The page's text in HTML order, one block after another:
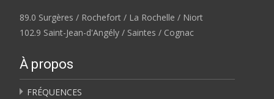
89.0 Surgères / Rochefort / La Rochelle / Niort
102.9 Saint-Jean-d'Angély / Saintes / Cognac
À propos
FRÉQUENCES